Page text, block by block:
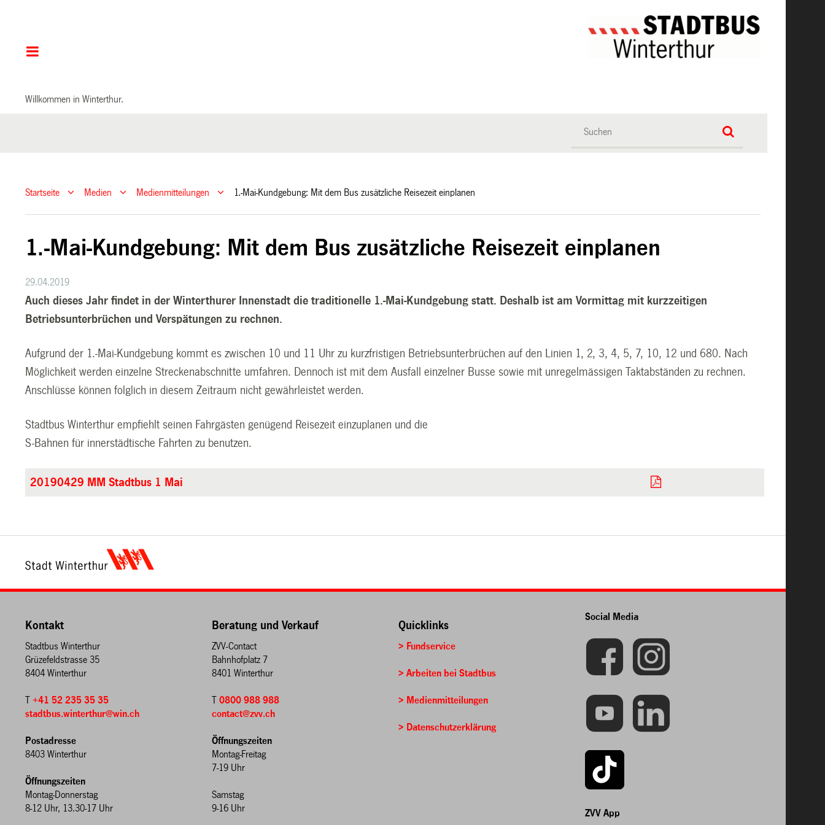
Willkommen in Winterthur.
Startseite Medien Medienmitteilungen 1.-Mai-Kundgebung: Mit dem Bus zusätzliche Reisezeit einplanen
1.-Mai-Kundgebung: Mit dem Bus zusätzliche Reisezeit einplanen
29.04.2019
Auch dieses Jahr findet in der Winterthurer Innenstadt die traditionelle 1.-Mai-Kundgebung statt. Deshalb ist am Vormittag mit kurzzeitigen
Betriebsunterbrüchen und Verspätungen zu rechnen.
Aufgrund der 1.-Mai-Kundgebung kommt es zwischen 10 und 11 Uhr zu kurzfristigen Betriebsunterbrüchen auf den Linien 1, 2, 3, 4, 5, 7, 10, 12 und 680. Nach
Möglichkeit werden einzelne Streckenabschnitte umfahren. Dennoch ist mit dem Ausfall einzelner Busse sowie mit unregelmässigen Taktabständen zu rechnen.
Anschlüsse können folglich in diesem Zeitraum nicht gewährleistet werden.
Stadtbus Winterthur empfiehlt seinen Fahrgästen genügend Reisezeit einzuplanen und die
S-Bahnen für innerstädtische Fahrten zu benutzen.
20190429 MM Stadtbus 1 Mai
Kontakt
Stadtbus Winterthur
Grüzefeldstrasse 35
8404 Winterthur
T+41 52 235 35 35
stadtbus.winterthur@win.ch
Postadresse
8403 Winterthur
Öffnungszeiten
Montag-Donnerstag
8-12 Uhr, 13.30-17 Uhr
Beratung und Verkauf
ZVV-Contact
Bahnhofplatz 7
8401 Winterthur
T0800 988 988
contact@zvv.ch
Öffnungszeiten
Montag-Freitag
7-19 Uhr
Samstag
9-16 Uhr
Quicklinks
> Fundservice
> Arbeiten bei Stadtbus
> Medienmitteilungen
> Datenschutzerklärung
Social Media
ZVV App